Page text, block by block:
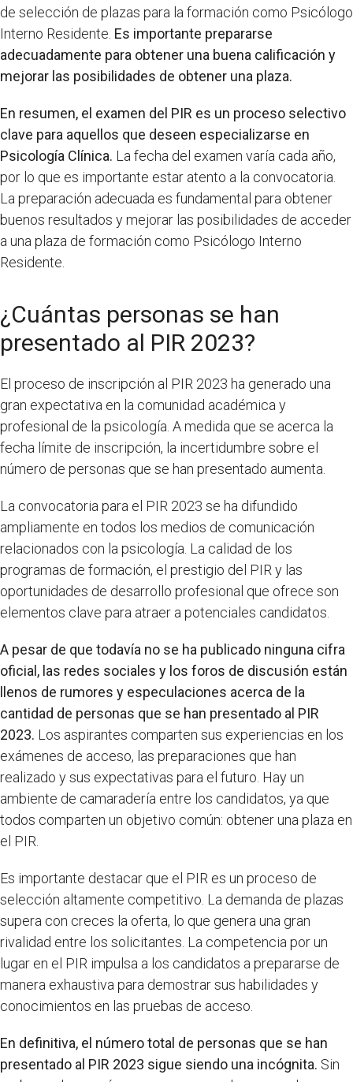
de selección de plazas para la formación como Psicólogo
Interno Residente. Es importante prepararse
adecuadamente para obtener una buena calificación y
mejorar las posibilidades de obtener una plaza.
En resumen, el examen del PIR es un proceso selectivo
clave para aquellos que deseen especializarse en
Psicología Clínica. La fecha del examen varía cada año,
por lo que es importante estar atento a la convocatoria.
La preparación adecuada es fundamental para obtener
buenos resultados y mejorar las posibilidades de acceder
a una plaza de formación como Psicólogo Interno
Residente.
¿Cuántas personas se han
presentado al PIR 2023?
El proceso de inscripción al PIR 2023 ha generado una
gran expectativa en la comunidad académica y
profesional de la psicología. A medida que se acerca la
fecha límite de inscripción, la incertidumbre sobre el
número de personas que se han presentado aumenta.
La convocatoria para el PIR 2023 se ha difundido
ampliamente en todos los medios de comunicación
relacionados con la psicología. La calidad de los
programas de formación, el prestigio del PIR y las
oportunidades de desarrollo profesional que ofrece son
elementos clave para atraer a potenciales candidatos.
A pesar de que todavía no se ha publicado ninguna cifra
oficial, las redes sociales y los foros de discusión están
llenos de rumores y especulaciones acerca de la
cantidad de personas que se han presentado al PIR
2023. Los aspirantes comparten sus experiencias en los
exámenes de acceso, las preparaciones que han
realizado y sus expectativas para el futuro. Hay un
ambiente de camaradería entre los candidatos, ya que
todos comparten un objetivo común: obtener una plaza en
el PIR.
Es importante destacar que el PIR es un proceso de
selección altamente competitivo. La demanda de plazas
supera con creces la oferta, lo que genera una gran
rivalidad entre los solicitantes. La competencia por un
lugar en el PIR impulsa a los candidatos a prepararse de
manera exhaustiva para demostrar sus habilidades y
conocimientos en las pruebas de acceso.
En definitiva, el número total de personas que se han
presentado al PIR 2023 sigue siendo una incógnita. Sin